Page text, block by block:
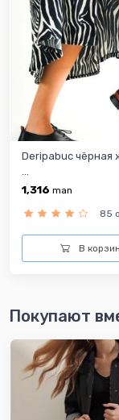
Deripabuc чёрная
...
1,316 man
85
В
Покупают